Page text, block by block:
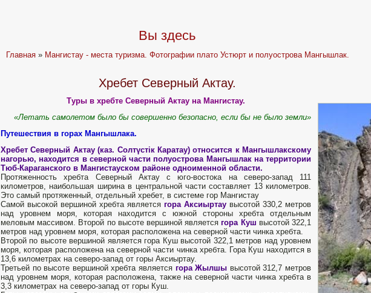
Вы здесь
Главная » Мангистау - места туризма. Фотографии плато Устюрт и полуострова Мангышлак.
Хребет Северный Актау.
Туры в хребте Северный Актау на Мангистау.
«Летать самолетом было бы совершенно безопасно, если бы не было земли»
Путешествия в горах Мангышлака.
Хребет Северный Актау (каз. Солтүстік Каратау) относится к Мангышлакскому
нагорью, находится в северной части полуострова Мангышлак на территории
Тюб-Караганского в Мангистауском районе одноименной области.
Протяженность хребта Северный Актау с юго-востока на северо-запад 111
километров, наибольшая ширина в центральной части составляет 13 километров.
Это самый протяженный, отдельный хребет, в системе гор Мангистау
Самой высокой вершиной хребта является гора Аксиыртау высотой 330,2 метров
над уровнем моря, которая находится с южной стороны хребта отдельным
меловым массивом. Второй по высоте вершиной являетсягора Куш высотой 322,1
метров над уровнем моря, которая расположена на северной части чинка хребта.
Второй по высоте вершиной является гора Куш высотой 322,1 метров над уровнем
моря, которая расположена на северной части чинка хребта. Гора Куш находится в
13,6 километрах на северо-запад от горы Аксиыртау.
Третьей по высоте вершиной хребта является гора Жылшы высотой 312,7 метров
над уровнем моря, которая расположена, также на северной части чинка хребта в
3,3 километрах на северо-запад от горы Куш.